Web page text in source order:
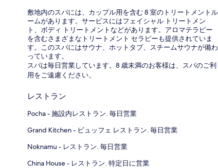
敷地内のスパには、カップル用を含む 8 室のトリートメントル
ームがあります。サービスにはフェイシャル トリートメン
ト、ボディ トリートメントなどがあります。アロマテラピー
を含むさまざまなトリートメント セラピーも提供されていま
す。このスパにはサウナ、ホットタブ、スチームサウナが備わ
っています。
スパは毎日営業しています。8 歳未満のお客様は、スパのご利
用をご遠慮ください。
レストラン
Pocha - 施設内レストラン. 毎日営業
Grand Kitchen - ビュッフェ レストラン. 毎日営業
Noknamu - レストラン. 毎日営業
China House - レストラン. 特定日に営業